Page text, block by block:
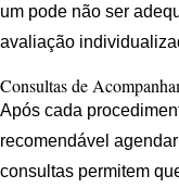
um pode não ser
avaliação
Consultas de
Após cada
recomendável
consultas permitem